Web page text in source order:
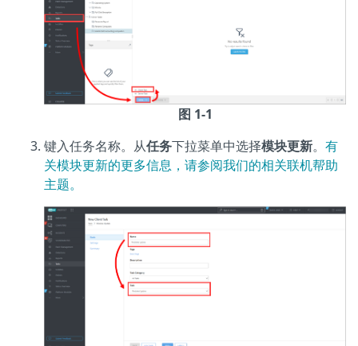
图 1-1
键入任务名称。从任务下拉菜单中选择模块更新。 有
关模块更新的更多信息，请参阅我们的相关联机帮助
主题。